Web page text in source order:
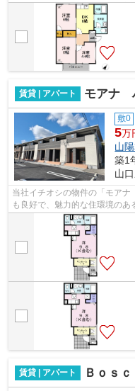
陽本線光周辺の賃貸も種類豊富
賃貸 | アパート モアナ
敷0
5万
山
築1
山
当社イチオシの物件の「モア
も良好で、魅力的な住環境のあ
お部屋です。ご好評の新築物件
賃貸 | アパート Ｂｏｓ